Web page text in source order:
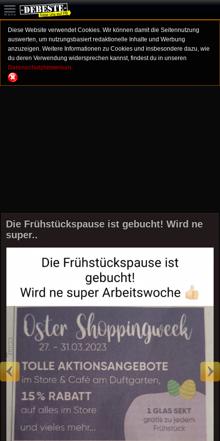
Diese Website verwendet Cookies. Wir können damit die Seitennutzung
auswerten, um nutzungsbasiert redaktionelle Inhalte und Werbung
anzuzeigen. Weitere Informationen zu Cookies und insbesondere dazu, wie
du deren Verwendung widersprechen kannst, findest du in unseren
Datenschutzhinweisen.
Die Frühstückspause ist gebucht! Wird ne
super..